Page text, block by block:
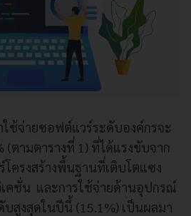
ช้จ่ายซอฟต์แวร์ระดับองค์กรจะ
(ตามตารางที่ 1) ที่ได้แรงขับจาก
ครงสร้างพื้นฐานที่เติบโตแซง
ชั่น และการใช้จ่ายด้านอุปกรณ์
สูงสุดในปีนี้ (15.1%) เป็นผลมา